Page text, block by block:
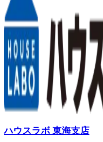
ハウスラボ 東海支店